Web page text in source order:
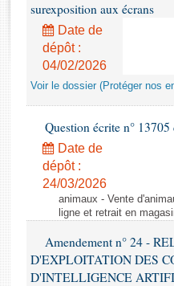
Rapports d'enquête
Rapports législatifs
Rapports sur l'application des
Baromètre de l’application
Dossiers législatifs
Budget et sécurité sociale
Questions écrites et orales
Comptes rendus des débats
surexposition aux écrans
Date de
dépôt :
04/02/2026
Voir le dossier (Protéger nos
Question écrite n°
Date de
dépôt :
24/03/2026
animaux - Vente
ligne et retrait en
Amendement n° 24 -
D'EXPLOITATION DES
D'INTELLIGENCE